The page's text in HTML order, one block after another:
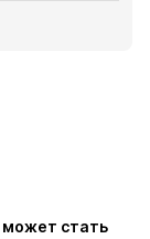
может стать